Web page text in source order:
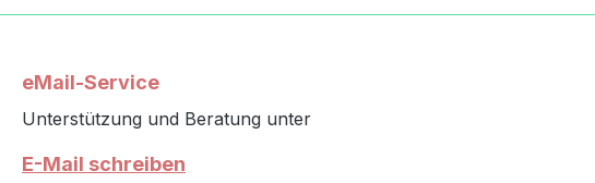
eMail-Service
Unterstützung und Beratung unter
E-Mail schreiben